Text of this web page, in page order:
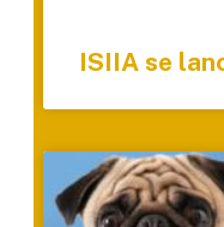
ISIIA se